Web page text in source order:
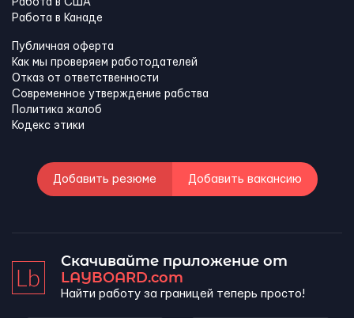
Работа в США
Работа в Канадe
Публичная оферта
Как мы проверяем работодателей
Отказ от ответственности
Современное утверждение рабства
Политика жалоб
Кодекс этики
Добавить резюме Добавить вакансию
Скачивайте приложение от
LAYBOARD.com
Найти работу за границей теперь просто!